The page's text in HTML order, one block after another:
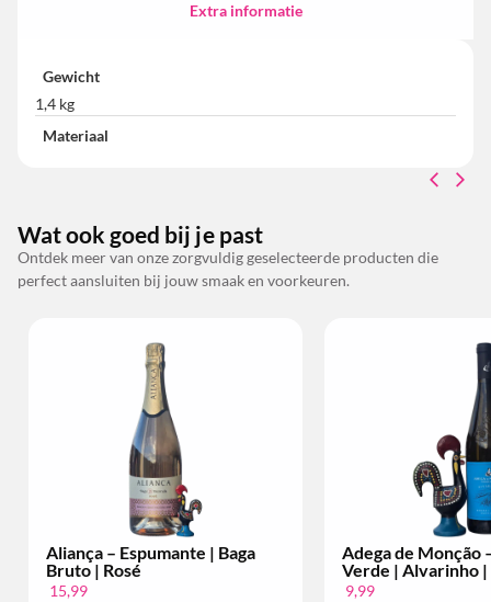
Extra informatie
Gewicht
1,4 kg
Materiaal
Wat ook goed bij je past
Ontdek meer van onze zorgvuldig geselecteerde producten die
perfect aansluiten bij jouw smaak en voorkeuren.
Aliança – Espumante | Baga
Bruto | Rosé
15,99
Adega de Monção
Verde | Alvarinho |
9,99